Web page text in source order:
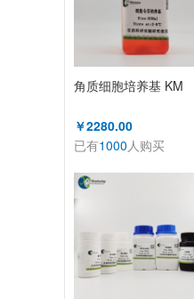
角质细胞培养基 KM
￥2280.00
已有1000人购买